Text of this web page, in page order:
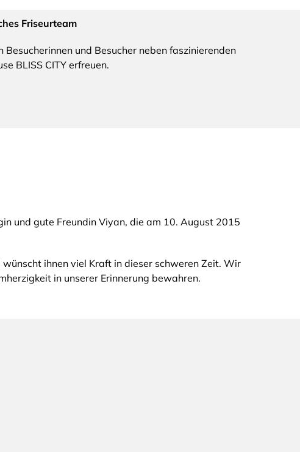
Friseurteam
und Besucher neben faszinierenden
BLISS CITY erfreuen.
und gute Freundin Viyan, die am 10. August 2015
ihnen viel Kraft in dieser schweren Zeit. Wir
in unserer Erinnerung bewahren.